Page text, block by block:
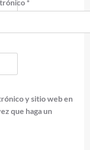
*
y sitio web en
que haga un